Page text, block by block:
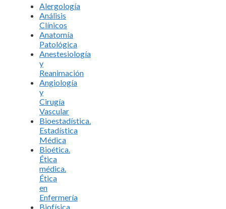
Alergología
Análisis
Clínicos
Anatomía
Patológica
Anestesiología
y
Reanimación
Angiología
y
Cirugía
Vascular
Bioestadística.
Estadística
Médica
Bioética.
Ética
médica.
Ética
en
Enfermería
Biofísica